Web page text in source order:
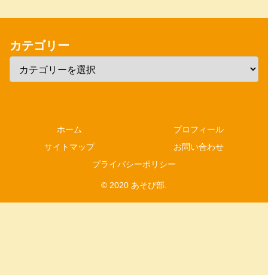
カテゴリー
ホーム
プロフィール
サイトマップ
お問い合わせ
プライバシーポリシー
© 2020 あそび部.